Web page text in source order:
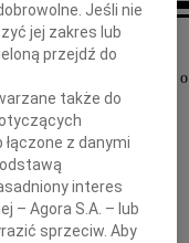
przyjęliśmy wiadomość
Jeśli nie
jej zakres lub
przejdź do
także do
z danymi
interes
– Agora S.A. – lub
sprzeciw. Aby